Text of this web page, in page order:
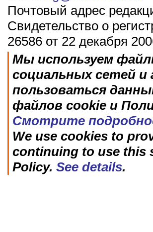
Почтовый адрес
Свидетельство о
26586 от 22 декабря
Мы используем
социальных сетей и
пользоваться
файлов cookie и
Смотрите
We use cookies to
continuing to use this
Policy. See details.